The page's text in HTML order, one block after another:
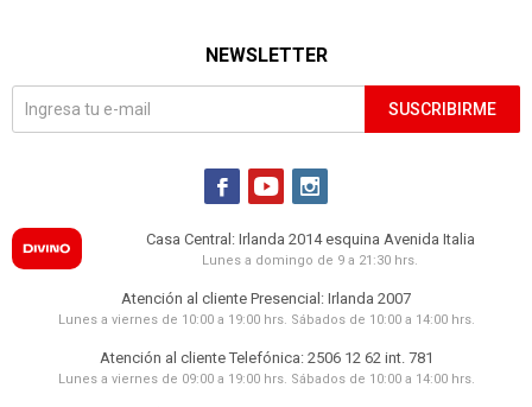
NEWSLETTER
SUSCRIBIRME
  
Casa Central: Irlanda 2014 esquina Avenida Italia
Lunes a domingo de 9 a 21:30 hrs.
Atención al cliente Presencial: Irlanda 2007
Lunes a viernes de 10:00 a 19:00 hrs. Sábados de 10:00 a 14:00 hrs.
Atención al cliente Telefónica: 2506 12 62 int. 781
Lunes a viernes de 09:00 a 19:00 hrs. Sábados de 10:00 a 14:00 hrs.